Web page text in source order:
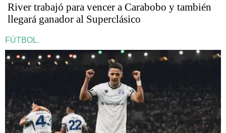
River trabajó para vencer a Carabobo y también
llegará ganador al Superclásico
FÚTBOL.